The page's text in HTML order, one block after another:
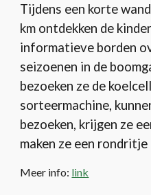
Tijdens een korte
km ontdekken de
informatieve borden
seizoenen in de
bezoeken ze de
sorteermachine,
bezoeken, krijgen ze
maken ze een
Meer info: link